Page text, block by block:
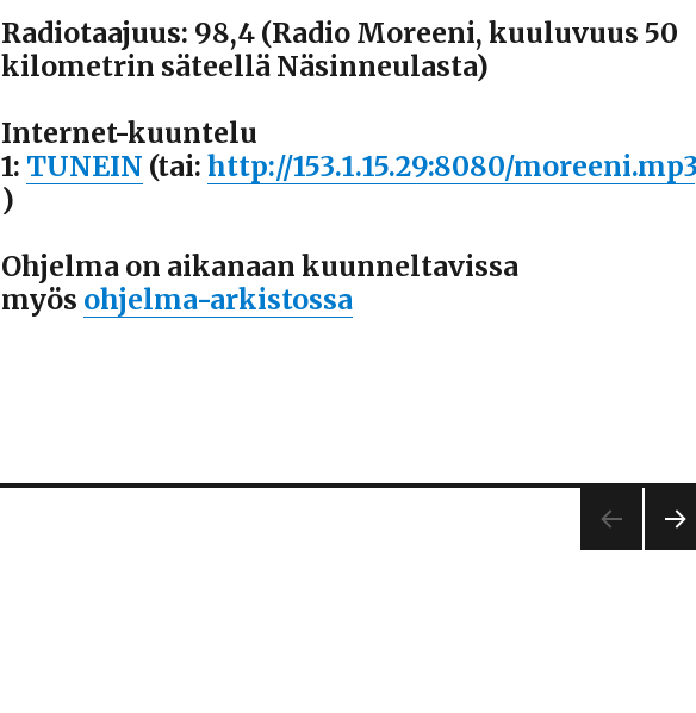
Radiotaajuus: 98,4 (Radio Moreeni, kuuluvuus 50
kilometrin säteellä Näsinneulasta)
Internet-kuuntelu
1: TUNEIN (tai: http://153.1.15.29:8080/moreeni.mp3
)
Ohjelma on aikanaan kuunneltavissa
myös ohjelma-arkistossa